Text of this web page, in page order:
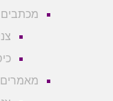
מכתבים
צניעות
כיסוי
מאמרים